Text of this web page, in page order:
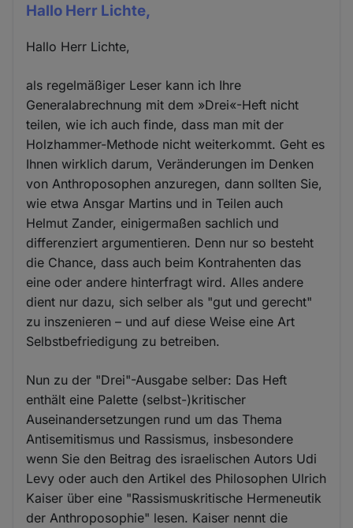
Hallo Herr Lichte,
Hallo Herr Lichte,
als regelmäßiger Leser kann ich Ihre
Generalabrechnung mit dem »Drei«-Heft nicht
teilen, wie ich auch finde, dass man mit der
Holzhammer-Methode nicht weiterkommt. Geht es
Ihnen wirklich darum, Veränderungen im Denken
von Anthroposophen anzuregen, dann sollten Sie,
wie etwa Ansgar Martins und in Teilen auch
Helmut Zander, einigermaßen sachlich und
differenziert argumentieren. Denn nur so besteht
die Chance, dass auch beim Kontrahenten das
eine oder andere hinterfragt wird. Alles andere
dient nur dazu, sich selber als "gut und gerecht"
zu inszenieren – und auf diese Weise eine Art
Selbstbefriedigung zu betreiben.
Nun zu der "Drei"-Ausgabe selber: Das Heft
enthält eine Palette (selbst-)kritischer
Auseinandersetzungen rund um das Thema
Antisemitismus und Rassismus, insbesondere
wenn Sie den Beitrag des israelischen Autors Udi
Levy oder auch den Artikel des Philosophen Ulrich
Kaiser über eine "Rassismuskritische Hermeneutik
der Anthroposophie" lesen. Kaiser nennt die